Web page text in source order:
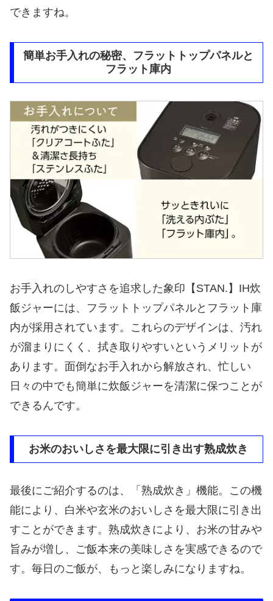
できますね。
簡単お手入れの秘密、フラットトップパネルと
フラット庫内
お手入れのしやすさを追求した象印【STAN.】IH炊
飯ジャーには、フラットトップパネルとフラット庫
内が採用されています。これらのデザインは、汚れ
が溜まりにくく、拭き取りやすいというメリットが
あります。面倒なお手入れから解放され、忙しい
日々の中でも簡単に炊飯ジャーを清潔に保つことが
できるんです。
お米のおいしさを最大限に引き出す熟成炊き
最後にご紹介するのは、「熟成炊き」機能。この機
能により、白米や玄米のおいしさを最大限に引き出
すことができます。熟成炊きにより、お米の甘みや
旨みが増し、ご飯本来の美味しさを実感できるので
す。毎日のご飯が、もっと楽しみになりますね。